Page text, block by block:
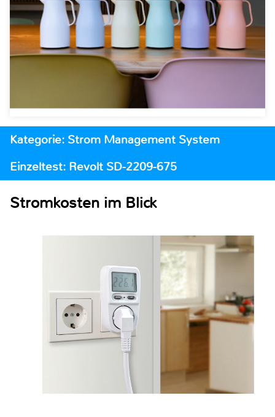
Kategorie: Strom Management System
Einzeltest: Revolt SD-2209-675
Stromkosten im Blick